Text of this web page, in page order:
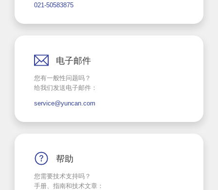
021-50583875
电子邮件
您有一般性问题吗？
给我们发送电子邮件：
service@yuncan.com
帮助
您需要技术支持吗？
手册、指南和技术文章：